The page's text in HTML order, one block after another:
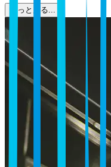
もっと見る...